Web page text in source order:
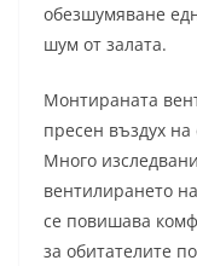
обезшумяване
шум от залата.
Монтираната
пресен въздух на
Много
вентилирането
се повишава
за обитателите